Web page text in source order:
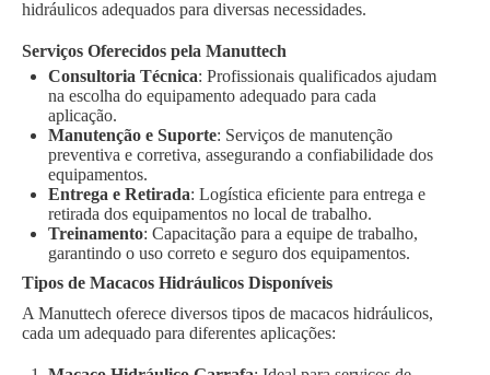
hidráulicos adequados para diversas necessidades.
Serviços Oferecidos pela Manuttech
Consultoria Técnica: Profissionais qualificados ajudam
na escolha do equipamento adequado para cada
aplicação.
Manutenção e Suporte: Serviços de manutenção
preventiva e corretiva, assegurando a confiabilidade dos
equipamentos.
Entrega e Retirada: Logística eficiente para entrega e
retirada dos equipamentos no local de trabalho.
Treinamento: Capacitação para a equipe de trabalho,
garantindo o uso correto e seguro dos equipamentos.
Tipos de Macacos Hidráulicos Disponíveis
A Manuttech oferece diversos tipos de macacos hidráulicos,
cada um adequado para diferentes aplicações: